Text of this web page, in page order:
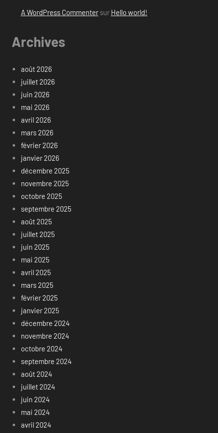
A WordPress Commentersur Hello world!
Archives
août 2026
juillet 2026
juin 2026
mai 2026
avril 2026
mars 2026
février 2026
janvier 2026
décembre 2025
novembre 2025
octobre 2025
septembre 2025
août 2025
juillet 2025
juin 2025
mai 2025
avril 2025
mars 2025
février 2025
janvier 2025
décembre 2024
novembre 2024
octobre 2024
septembre 2024
août 2024
juillet 2024
juin 2024
mai 2024
avril 2024